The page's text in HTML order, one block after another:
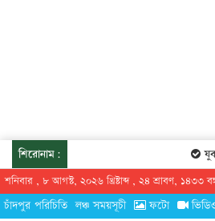
শিরোনাম:
শনিবার , ৮ আগস্ট, ২০২৬ খ্রিষ্টাব্দ , ২৪ শ্রাবণ, ১৪৩৩
চাঁদপুর পরিচিতি লঞ্চ সময়সূচী ফটো